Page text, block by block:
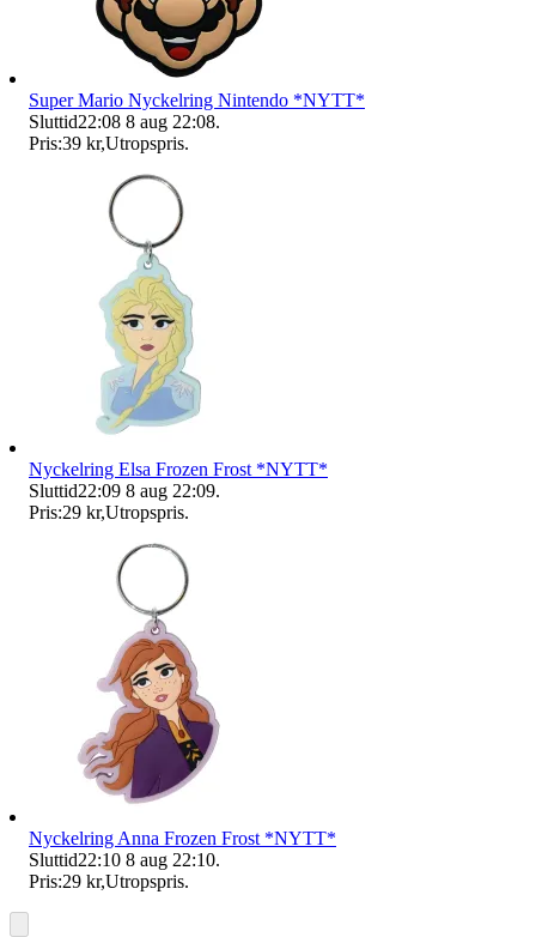
Super Mario Nyckelring Nintendo *NYTT*
Sluttid22:08 8 aug 22:08.
Pris:39 kr,Utropspris.
Nyckelring Elsa Frozen Frost *NYTT*
Sluttid22:09 8 aug 22:09.
Pris:29 kr,Utropspris.
Nyckelring Anna Frozen Frost *NYTT*
Sluttid22:10 8 aug 22:10.
Pris:29 kr,Utropspris.